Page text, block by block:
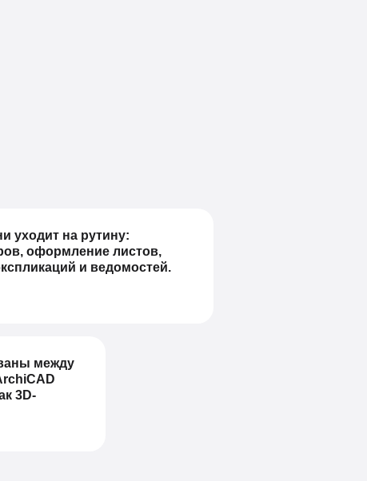
уходит на рутину:
оформление листов,
и ведомостей.
между
3D-